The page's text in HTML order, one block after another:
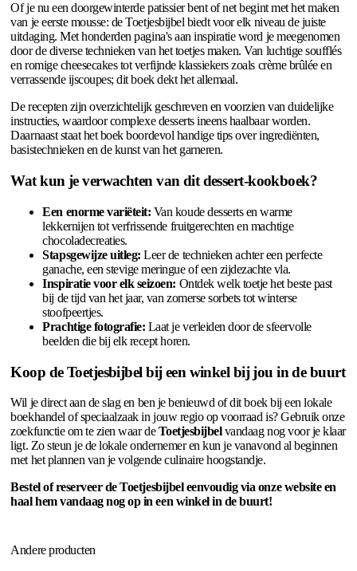
Of je nu een doorgewinterde patissier bent of net begint met het maken
van je eerste mousse: de Toetjesbijbel biedt voor elk niveau de juiste
uitdaging. Met honderden pagina's aan inspiratie word je meegenomen
door de diverse technieken van het toetjes maken. Van luchtige soufflés
en romige cheesecakes tot verfijnde klassiekers zoals crème brûlée en
verrassende ijscoupes; dit boek dekt het allemaal.
De recepten zijn overzichtelijk geschreven en voorzien van duidelijke
instructies, waardoor complexe desserts ineens haalbaar worden.
Daarnaast staat het boek boordevol handige tips over ingrediënten,
basistechnieken en de kunst van het garneren.
Wat kun je verwachten van dit dessert-kookboek?
Een enorme variëteit: Van koude desserts en warme
lekkernijen tot verfrissende fruitgerechten en machtige
chocoladecreaties.
Stapsgewijze uitleg: Leer de technieken achter een perfecte
ganache, een stevige meringue of een zijdezachte vla.
Inspiratie voor elk seizoen: Ontdek welk toetje het beste past
bij de tijd van het jaar, van zomerse sorbets tot winterse
stoofpeertjes.
Prachtige fotografie: Laat je verleiden door de sfeervolle
beelden die bij elk recept horen.
Koop de Toetjesbijbel bij een winkel bij jou in de buurt
Wil je direct aan de slag en ben je benieuwd of dit boek bij een lokale
boekhandel of speciaalzaak in jouw regio op voorraad is? Gebruik onze
zoekfunctie om te zien waar deToetjesbijbelvandaag nog voor je klaar
ligt. Zo steun je de lokale ondernemer en kun je vanavond al beginnen
met het plannen van je volgende culinaire hoogstandje.
Bestel of reserveer de Toetjesbijbel eenvoudig via onze website en
haal hem vandaag nog op in een winkel in de buurt!
Andere producten